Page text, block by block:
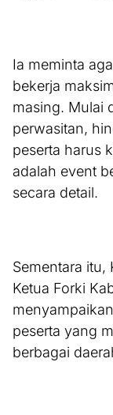
Ia meminta
bekerja
masing. Mulai
perwasitan,
peserta harus
adalah event
secara detail.
Sementara itu,
Ketua Forki
peserta yang
berbagai